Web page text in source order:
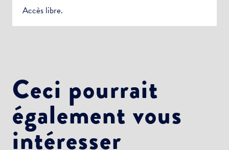
Accès libre.
Ceci pourrait
également vous
intéresser
Alertes Mail
Newsletter Culture
Newsletter Sport et Vie associative